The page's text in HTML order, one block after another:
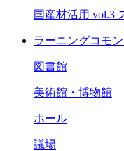
国産材活用 vol.3
ラーニングコモ
図書館
美術館・博物館
ホール
議場